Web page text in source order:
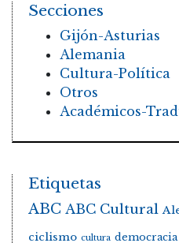
Secciones
Gijón-Asturias
Alemania
Cultura-Política
Otros
Académicos-
Etiquetas
ABC ABC Cultural
ciclismo cultura democracia